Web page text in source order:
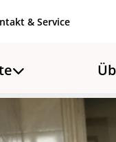
& Service